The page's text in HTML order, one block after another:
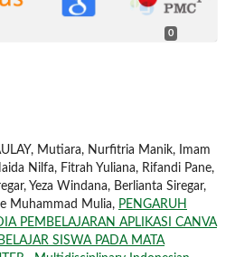
0
Mutiara, Nurfitria Manik, Imam
Nilfa, Fitrah Yuliana, Rifandi Pane,
Yeza Windana, Berlianta Siregar,
Muhammad Mulia, PENGARUH
PEMBELAJARAN APLIKASI CANVA
SISWA PADA MATA